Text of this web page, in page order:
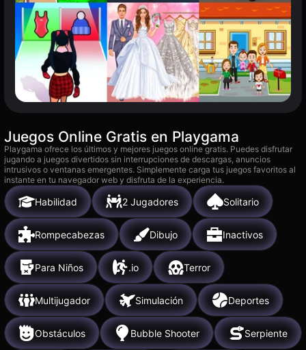
Juegos Online Gratis en Playgama
Playgama ofrece los últimos y mejores juegos online gratis. Puedes disfrutar
jugando a juegos divertidos sin interrupciones de descargas, anuncios
intrusivos o ventanas emergentes. Simplemente carga tus juegos favoritos al
instante en tu navegador web y disfruta de la experiencia.
Habilidad 2 Jugadores Solitario
Rompecabezas Dibujo Inactivos
Para Niños .io Terror
Multijugador Simulación Deportes
Obstáculos Bubble Shooter Serpiente